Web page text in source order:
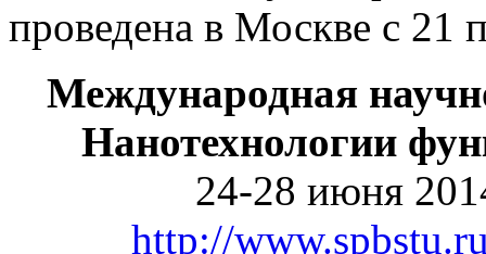
проведена в Москве с 21
Международная
Нанотехнологии
24-28 июня
http://